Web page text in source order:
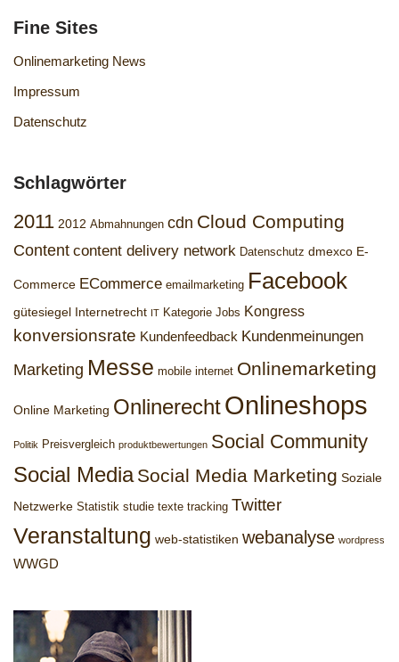
Fine Sites
Onlinemarketing News
Impressum
Datenschutz
Schlagwörter
2011 2012 Abmahnungen cdn Cloud Computing
Content content delivery network Datenschutz dmexco E-
Commerce ECommerce emailmarketing Facebook
gütesiegel Internetrecht IT Kategorie Jobs Kongress
konversionsrate Kundenfeedback Kundenmeinungen
Marketing Messe mobile internet Onlinemarketing
Online Marketing OnlinerechtOnlineshops
Politik Preisvergleich produktbewertungen Social Community
Social Media Social Media Marketing Soziale
Netzwerke Statistik studie texte tracking Twitter
Veranstaltung web-statistiken webanalyse wordpress
WWGD